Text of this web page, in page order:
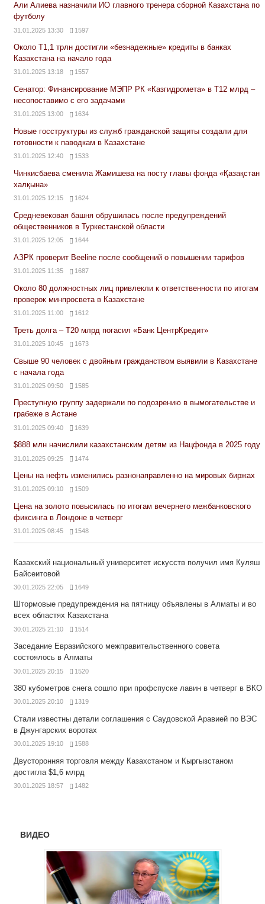
Али Алиева назначили ИО главного тренера сборной Казахстана по
футболу
31.01.2025 13:30 1597
Около Т1,1 трлн достигли «безнадежные» кредиты в банках
Казахстана на начало года
31.01.2025 13:18 1557
Сенатор: Финансирование МЭПР РК «Казгидромета» в Т12 млрд –
несопоставимо с его задачами
31.01.2025 13:00 1634
Новые госструктуры из служб гражданской защиты создали для
готовности к паводкам в Казахстане
31.01.2025 12:40 1533
Чинкисбаева сменила Жамишева на посту главы фонда «Қазақстан
халқына»
31.01.2025 12:15 1624
Средневековая башня обрушилась после предупреждений
общественников в Туркестанской области
31.01.2025 12:05 1644
АЗРК проверит Beeline после сообщений о повышении тарифов
31.01.2025 11:35 1687
Около 80 должностных лиц привлекли к ответственности по итогам
проверок минпросвета в Казахстане
31.01.2025 11:00 1612
Треть долга – Т20 млрд погасил «Банк ЦентрКредит»
31.01.2025 10:45 1673
Свыше 90 человек с двойным гражданством выявили в Казахстане
с начала года
31.01.2025 09:50 1585
Преступную группу задержали по подозрению в вымогательстве и
грабеже в Астане
31.01.2025 09:40 1639
$888 млн начислили казахстанским детям из Нацфонда в 2025 году
31.01.2025 09:25 1474
Цены на нефть изменились разнонаправленно на мировых биржах
31.01.2025 09:10 1509
Цена на золото повысилась по итогам вечернего межбанковского
фиксинга в Лондоне в четверг
31.01.2025 08:45 1548
Казахский национальный университет искусств получил имя Куляш
Байсеитовой
30.01.2025 22:05 1649
Штормовые предупреждения на пятницу объявлены в Алматы и во
всех областях Казахстана
30.01.2025 21:10 1514
Заседание Евразийского межправительственного совета
состоялось в Алматы
30.01.2025 20:15 1520
380 кубометров снега сошло при профспуске лавин в четверг в ВКО
30.01.2025 20:10 1319
Стали известны детали соглашения с Саудовской Аравией по ВЭС
в Джунгарских воротах
30.01.2025 19:10 1588
Двусторонняя торговля между Казахстаном и Кыргызстаном
достигла $1,6 млрд
30.01.2025 18:57 1482
ВИДЕО